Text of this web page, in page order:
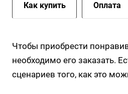
Как купить Оплата
Чтобы приобрести
необходимо его заказать.
сценариев того, как это